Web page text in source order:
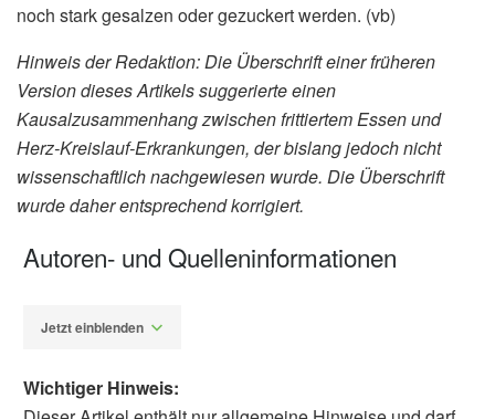
noch stark gesalzen oder gezuckert werden. (vb)
Hinweis der Redaktion: Die Überschrift einer früheren
Version dieses Artikels suggerierte einen
Kausalzusammenhang zwischen frittiertem Essen und
Herz-Kreislauf-Erkrankungen, der bislang jedoch nicht
wissenschaftlich nachgewiesen wurde. Die Überschrift
wurde daher entsprechend korrigiert.
Autoren- und Quelleninformationen
Jetzt einblenden
Wichtiger Hinweis: